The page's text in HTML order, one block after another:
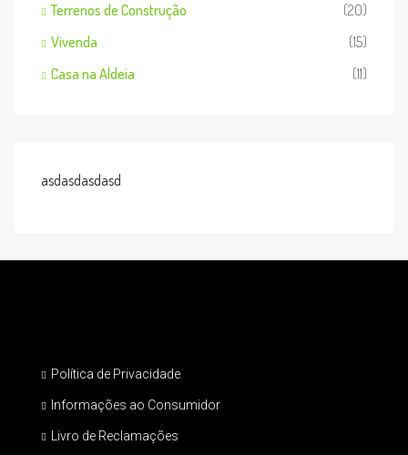
Terrenos de Construção
(20)
Vivenda
(15)
Casa na Aldeia
(11)
asdasdasdasd
Política de Privacidade
Informações ao Consumidor
Livro de Reclamações